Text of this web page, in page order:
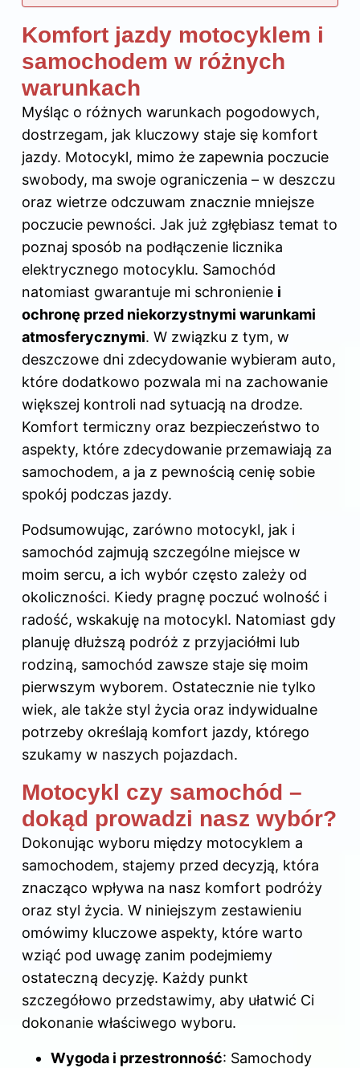
Komfort jazdy motocyklem i
samochodem w różnych
warunkach
Myśląc o różnych warunkach pogodowych,
dostrzegam, jak kluczowy staje się komfort
jazdy. Motocykl, mimo że zapewnia poczucie
swobody, ma swoje ograniczenia – w deszczu
oraz wietrze odczuwam znacznie mniejsze
poczucie pewności. Jak już zgłębiasz temat to
poznaj sposób na podłączenie licznika
elektrycznego motocyklu. Samochód
natomiast gwarantuje mi schronienie i
ochronę przed niekorzystnymi warunkami
atmosferycznymi. W związku z tym, w
deszczowe dni zdecydowanie wybieram auto,
które dodatkowo pozwala mi na zachowanie
większej kontroli nad sytuacją na drodze.
Komfort termiczny oraz bezpieczeństwo to
aspekty, które zdecydowanie przemawiają za
samochodem, a ja z pewnością cenię sobie
spokój podczas jazdy.
Podsumowując, zarówno motocykl, jak i
samochód zajmują szczególne miejsce w
moim sercu, a ich wybór często zależy od
okoliczności. Kiedy pragnę poczuć wolność i
radość, wskakuję na motocykl. Natomiast gdy
planuję dłuższą podróż z przyjaciółmi lub
rodziną, samochód zawsze staje się moim
pierwszym wyborem. Ostatecznie nie tylko
wiek, ale także styl życia oraz indywidualne
potrzeby określają komfort jazdy, którego
szukamy w naszych pojazdach.
Motocykl czy samochód –
dokąd prowadzi nasz wybór?
Dokonując wyboru między motocyklem a
samochodem, stajemy przed decyzją, która
znacząco wpływa na nasz komfort podróży
oraz styl życia. W niniejszym zestawieniu
omówimy kluczowe aspekty, które warto
wziąć pod uwagę zanim podejmiemy
ostateczną decyzję. Każdy punkt
szczegółowo przedstawimy, aby ułatwić Ci
dokonanie właściwego wyboru.
Wygoda i przestronność: Samochody